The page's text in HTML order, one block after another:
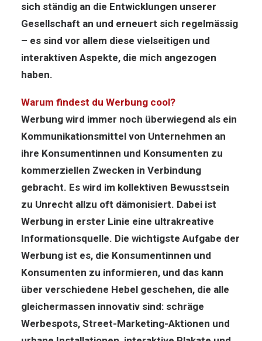
sich ständig an die Entwicklungen unserer
Gesellschaft an und erneuert sich regelmässig
– es sind vor allem diese vielseitigen und
interaktiven Aspekte, die mich angezogen
haben.
Warum findest du Werbung cool?
Werbung wird immer noch überwiegend als ein
Kommunikationsmittel von Unternehmen an
ihre Konsumentinnen und Konsumenten zu
kommerziellen Zwecken in Verbindung
gebracht. Es wird im kollektiven Bewusstsein
zu Unrecht allzu oft dämonisiert. Dabei ist
Werbung in erster Linie eine ultrakreative
Informationsquelle. Die wichtigste Aufgabe der
Werbung ist es, die Konsumentinnen und
Konsumenten zu informieren, und das kann
über verschiedene Hebel geschehen, die alle
gleichermassen innovativ sind: schräge
Werbespots, Street-Marketing-Aktionen und